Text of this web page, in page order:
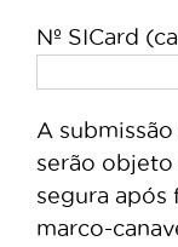
Nº SICard
A
serão objeto
segura após
marco-